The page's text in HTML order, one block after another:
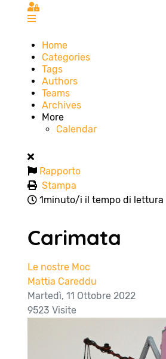
Sign In
Home
Categories
Tags
Authors
Teams
Archives
More
Calendar
Rapporto
Stampa
1minuto/i il tempo di lettura
Carimata
Le nostre Moc
Mattia Careddu
Martedì, 11 Ottobre 2022
9523 Visite